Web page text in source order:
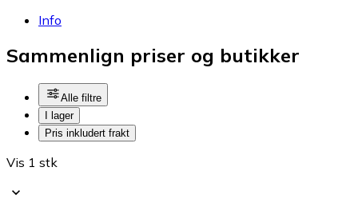
Info
Sammenlign priser og butikker
Alle filtre
I lager
Pris inkludert frakt
Vis 1 stk